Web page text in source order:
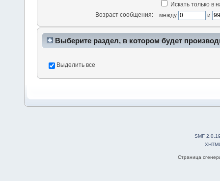
Искать только в
Возраст сообщения:
между и
Выберите раздел, в котором будет
Выделить все
SMF
Страница